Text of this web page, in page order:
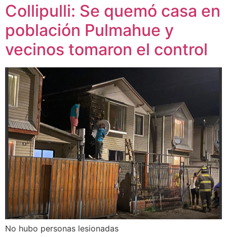
Collipulli: Se quemó casa en
población Pulmahue y
vecinos tomaron el control
No hubo personas lesionadas